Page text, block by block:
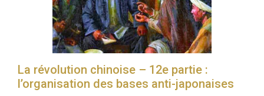
La révolution chinoise – 12e partie :
l’organisation des bases anti-japonaises